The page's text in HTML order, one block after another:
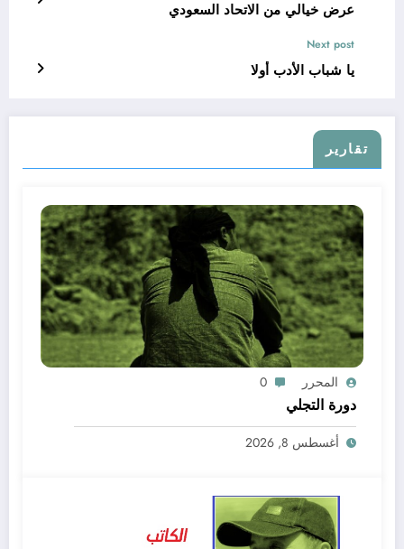
عرض خيالي من الاتحاد السعودي
Next post
يا شباب الأدب أولا
تقارير
المحرر 0
دورة التجلي
أغسطس 8, 2026